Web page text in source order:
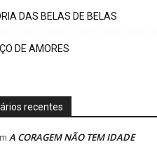
DAS BELAS DE BELAS
DE AMORES
recentes
A CORAGEM NÃO TEM IDADE